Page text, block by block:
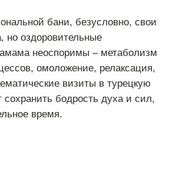
бани, безусловно, свои
но оздоровительные
неоспоримы – метаболизм
омоложение, релаксация,
визиты в турецкую
сохранить бодрость духа и сил,
время.